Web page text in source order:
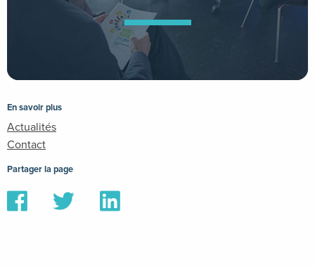
En savoir plus
Actualités
Contact
Partager la page
Partager
sur
Partager
sur
Partager
sur